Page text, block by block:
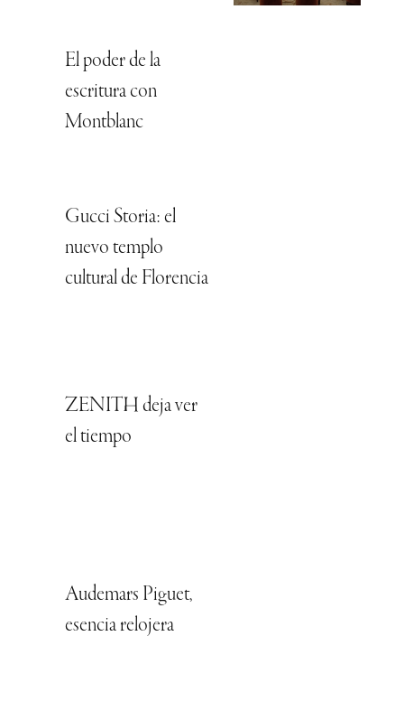
El poder de la
escritura con
Montblanc
Gucci Storia: el
nuevo templo
cultural de Florencia
ZENITH deja ver
el tiempo
Audemars Piguet,
esencia relojera